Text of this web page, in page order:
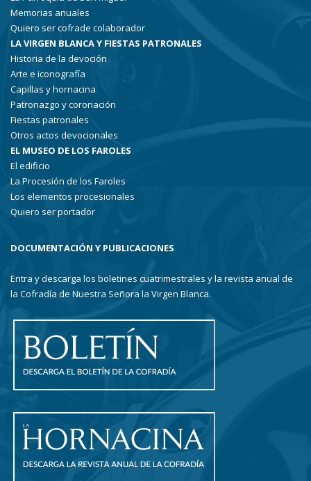
Memorias anuales
Quiero ser cofrade colaborador
LA VIRGEN BLANCA Y FIESTAS PATRONALES
Historia de la devoción
Arte e iconografía
Capillas y hornacina
Patronazgo y coronación
Fiestas patronales
Otros actos devocionales
EL MUSEO DE LOS FAROLES
El edificio
La Procesión de los Faroles
Los elementos procesionales
Quiero ser portador
DOCUMENTACIÓN Y PUBLICACIONES
Entra y descarga los boletines cuatrimestrales y la revista anual de
la Cofradía de Nuestra Señora la Virgen Blanca.